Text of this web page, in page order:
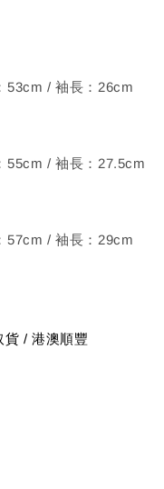
53cm / 袖長：26cm
55cm / 袖長：27.5cm
57cm / 袖長：29cm
貨 / 港澳順豐